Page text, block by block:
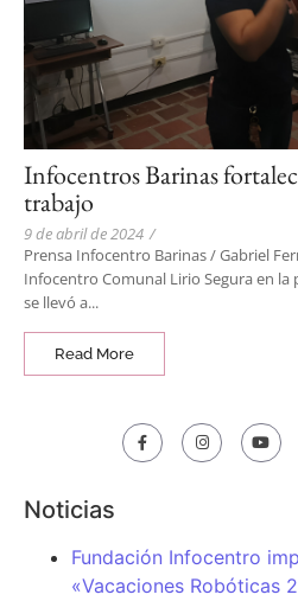
Infocentros Barinas
trabajo
9 de abril de 2024 /
Prensa Infocentro Barinas / Gabriel
Infocentro Comunal Lirio Segura en la
se llevó a...
Read More
Noticias
Fundación Infocentro
«Vacaciones Robóticas